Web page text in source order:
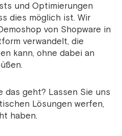
und Optimierungen
dies möglich ist. Wir
von Shopware in
verwandelt, die
kann, ohne dabei an
das geht? Lassen Sie uns
Lösungen werfen,
haben.